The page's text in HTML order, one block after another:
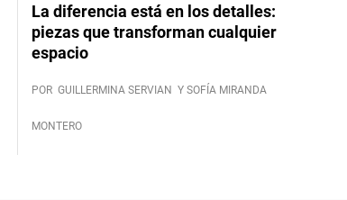
La diferencia está en los detalles:
piezas que transforman cualquier
espacio
POR GUILLERMINA SERVIAN Y SOFÍA MIRANDA
MONTERO